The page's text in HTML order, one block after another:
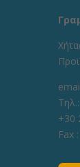
+30
Fax :